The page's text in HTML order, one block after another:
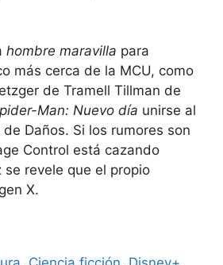
hombre maravilla para
más cerca de la MCU, como
de Tramell Tillman de
Man: Nuevo día unirse al
Daños. Si los rumores son
Control está cazando
revele que el propio
X.